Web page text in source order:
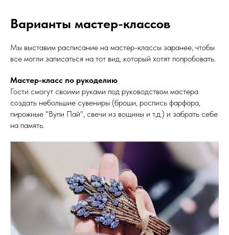
Варианты мастер-классов
Мы выставим расписание на мастер-классы заранее, чтобы
все могли записаться на тот вид, который хотят попробовать.
Мастер-класс по рукоделию
Гости смогут своими руками под руководством мастера
создать небольшие сувениры (броши, роспись фарфора,
пирожные "Вупи Пай", свечи из вощины и т.д.) и забрать себе
на память.